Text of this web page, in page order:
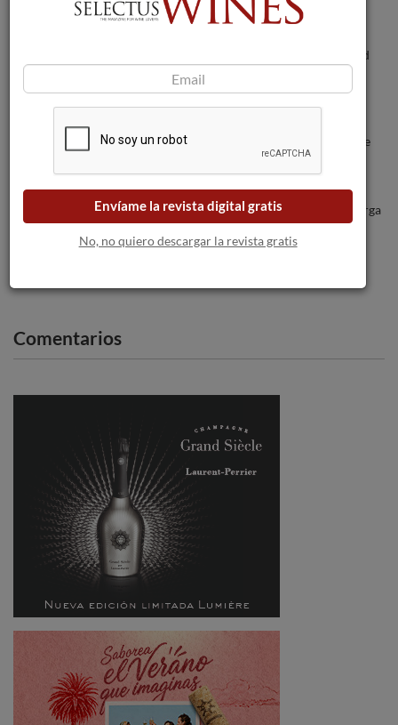
destacan en los premios Decanter World
Wine Awards 2025.
“Barrio de la Estación International Wine
Encounters I: Bordeaux”
CORIMBO 2016, la elegancia fresca y larga
de Ribera del Duero.
Comentarios
Envíame la revista digital gratis
No, no quiero descargar la revista gratis